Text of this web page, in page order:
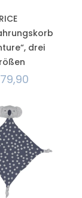
RICE
drei